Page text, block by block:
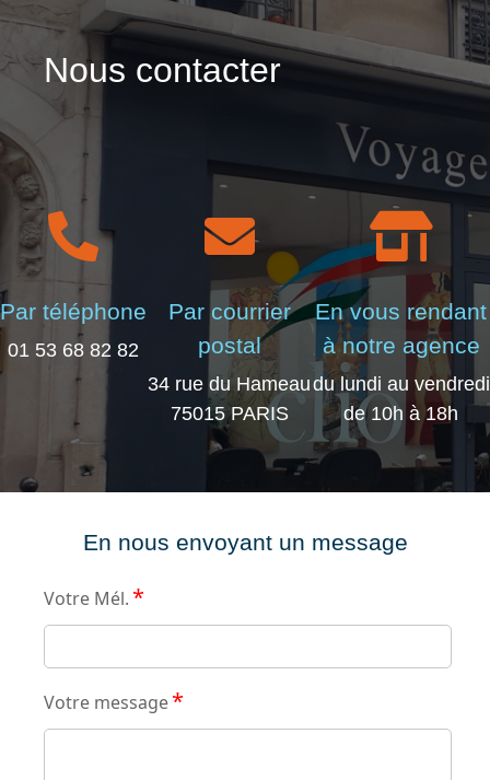
Nous contacter
Par téléphone
01 53 68 82 82
Par courrier
postal
34 rue du Hameau
75015 PARIS
En vous rendant
à notre agence
du lundi au vendredi
de 10h à 18h
En nous envoyant un message
Votre Mél. *
Votre message*